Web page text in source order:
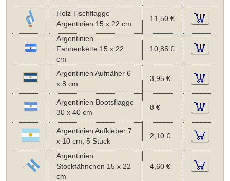
Holz Tischflagge
Argentinien 15 x 22 cm
11,50 €
Argentinien
Fahnenkette 15 x 22
cm
10,85 €
Argentinien Aufnäher 6
x 8 cm
3,95 €
Argentinien Bootsflagge
30 x 40 cm
8 €
Argentinien Aufkleber 7
x 10 cm, 5 Stück
2,10 €
Argentinien
Stockfähnchen 15 x 22
cm
4,60 €